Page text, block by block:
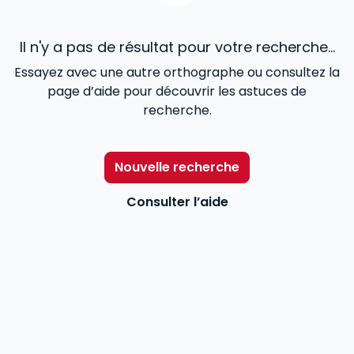
Il n'y a pas de résultat pour votre recherche...
Essayez avec une autre orthographe ou consultez la
page d’aide pour découvrir les astuces de
recherche.
Nouvelle recherche
Consulter l’aide